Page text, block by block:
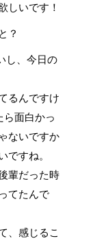
しいです！
？
し、今日の
るんですけ
ら面白かっ
ないですか
ですね。
輩だった時
てたんで
、感じるこ